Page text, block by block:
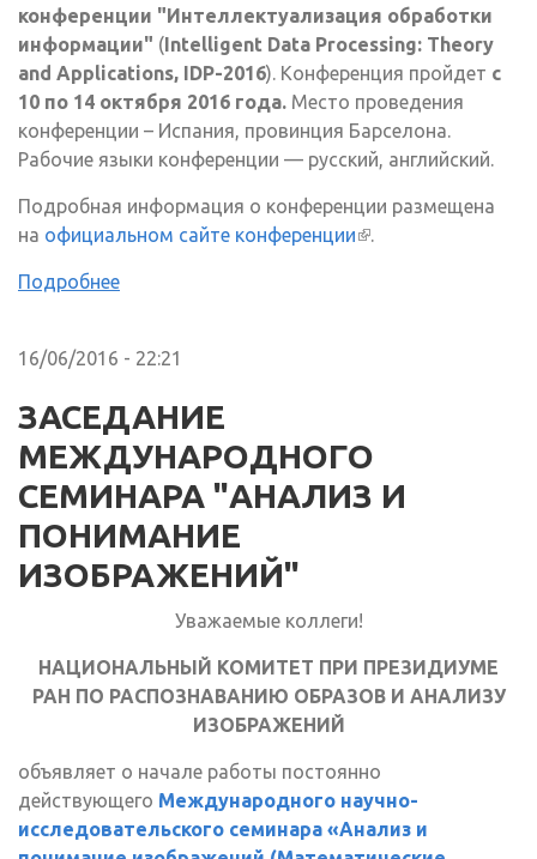
конференции "Интеллектуализация обработки
информации" (Intelligent Data Processing: Theory
and Applications, IDP-2016). Конференция пройдет с
10 по 14 октября 2016 года. Место проведения
конференции – Испания, провинция Барселона.
Рабочие языки конференции — русский, английский.
Подробная информация о конференции размещена
на официальном сайте конференции(внешняя ссылка)
.
Подробнее
16/06/2016 - 22:21
ЗАСЕДАНИЕ
МЕЖДУНАРОДНОГО
СЕМИНАРА "АНАЛИЗ И
ПОНИМАНИЕ
ИЗОБРАЖЕНИЙ"
Уважаемые коллеги!
НАЦИОНАЛЬНЫЙ КОМИТЕТ ПРИ ПРЕЗИДИУМЕ
РАН ПО РАСПОЗНАВАНИЮ ОБРАЗОВ И АНАЛИЗУ
ИЗОБРАЖЕНИЙ
объявляет о начале работы постоянно
действующего Международного научно-
исследовательского семинара «Анализ и